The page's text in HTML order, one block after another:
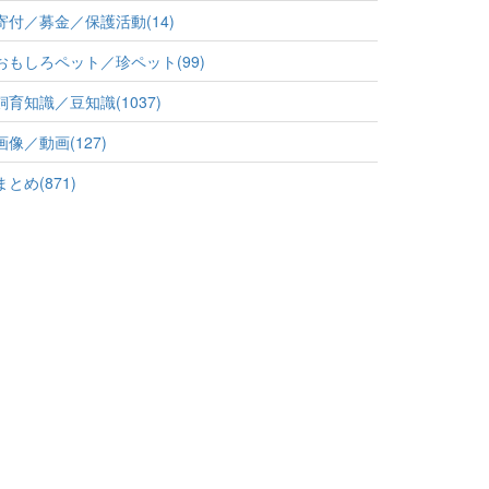
付／募金／保護活動(14)
もしろペット／珍ペット(99)
育知識／豆知識(1037)
像／動画(127)
とめ(871)